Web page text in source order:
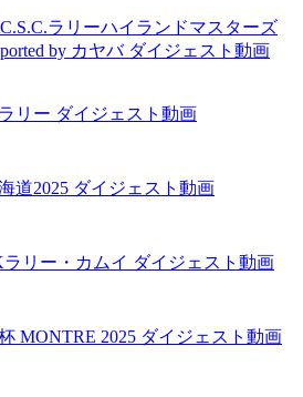
ラリーハイランドマスターズ
by カヤバ ダイジェスト動画
リー ダイジェスト動画
道2025 ダイジェスト動画
ラリー・カムイ ダイジェスト動画
MONTRE 2025 ダイジェスト動画